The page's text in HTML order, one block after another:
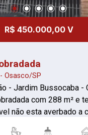
R$ 450.000,00 V
Osasco/SP
- Jardim Bussocaba -